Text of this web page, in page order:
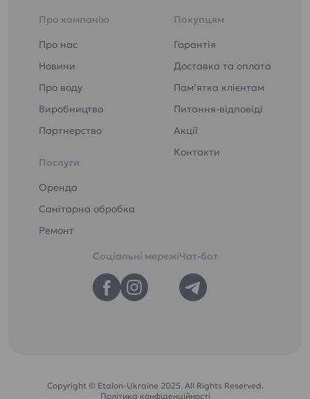
Про компанію
Про нас
Новини
Про воду
Виробництво
Партнерство
Послуги
Оренда
Санітарна обробка
Ремонт
Покупцям
Гарантія
Доставка та оплата
Пам’ятка клієнтам
Питання-відповіді
Акції
Контакти
Соціальні мережіЧат-бот
Copyright © Etalon-Ukraine 2025. All Rights Reserved.
Політика конфіденційності